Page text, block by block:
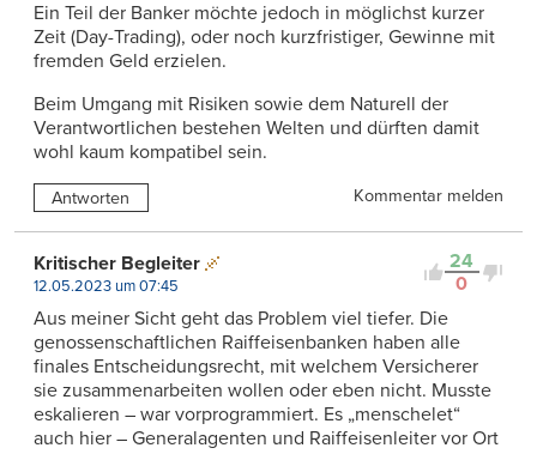
Ein Teil der Banker möchte jedoch in möglichst kurzer
Zeit (Day-Trading), oder noch kurzfristiger, Gewinne mit
fremden Geld erzielen.
Beim Umgang mit Risiken sowie dem Naturell der
Verantwortlichen bestehen Welten und dürften damit
wohl kaum kompatibel sein.
Antworten Kommentar melden
24
0
Kritischer Begleiter
12.05.2023 um 07:45
Aus meiner Sicht geht das Problem viel tiefer. Die
genossenschaftlichen Raiffeisenbanken haben alle
finales Entscheidungsrecht, mit welchem Versicherer
sie zusammenarbeiten wollen oder eben nicht. Musste
eskalieren – war vorprogrammiert. Es „menschelet“
auch hier – Generalagenten und Raiffeisenleiter vor Ort